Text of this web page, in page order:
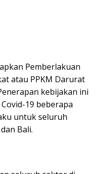
Pemberlakuan
atau PPKM Darurat
kebijakan ini
19 beberapa
untuk seluruh
Bali.